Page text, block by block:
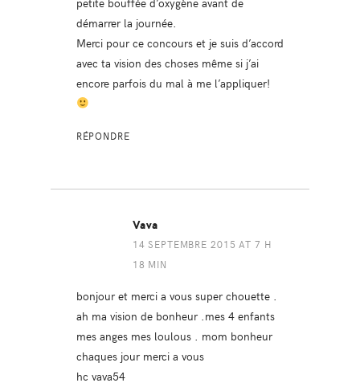
démarrer la journée.
Merci pour ce concours et je suis d’accord
avec ta vision des choses même si j’ai
encore parfois du mal à me l’appliquer!
RÉPONDRE
Vava
14 SEPTEMBRE 2015 AT 7 H
18 MIN
bonjour et merci a vous super chouette .
ah ma vision de bonheur .mes 4 enfants
mes anges mes loulous . mom bonheur
chaques jour merci a vous
hc vava54